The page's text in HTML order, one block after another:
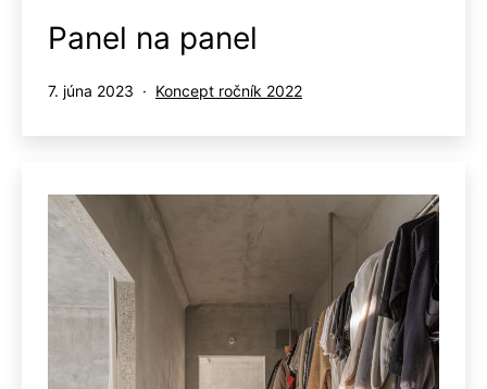
Panel na panel
Publikované
7. júna 2023
Kategorizované
Koncept ročník 2022